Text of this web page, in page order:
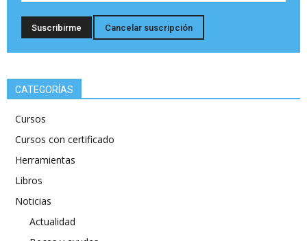
CATEGORÍAS
Cursos
Cursos con certificado
Herramientas
Libros
Noticias
Actualidad